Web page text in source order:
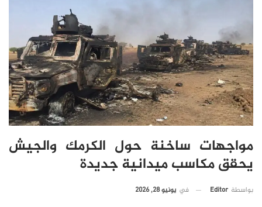
مواجهات ساخنة حول الكرمك والجيش
يحقق مكاسب ميدانية جديدة
بواسطة Editor في يونيو 28, 2026